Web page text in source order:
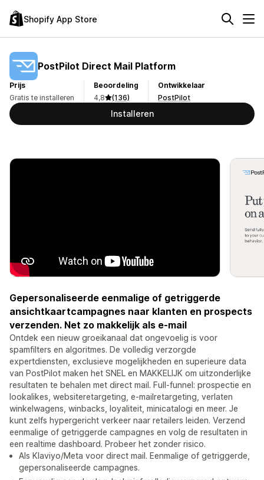
Shopify App Store
PostPilot Direct Mail Platform
Prijs
Gratis te installeren
Beoordeling
4,8
(136)
Ontwikkelaar
PostPilot
Installeren
Gepersonaliseerde eenmalige of getriggerde
ansichtkaartcampagnes naar klanten en prospects
verzenden. Net zo makkelijk als e-mail
Ontdek een nieuw groeikanaal dat ongevoelig is voor
spamfilters en algoritmes. De volledig verzorgde
expertdiensten, exclusieve mogelijkheden en superieure data
van PostPilot maken het SNEL en MAKKELIJK om uitzonderlijke
resultaten te behalen met direct mail. Full-funnel: prospectie en
lookalikes, websiteretargeting, e-mailretargeting, verlaten
winkelwagens, winbacks, loyaliteit, minicatalogi en meer. Je
kunt zelfs hypergericht verkeer naar retailers leiden. Verzend
eenmalige of getriggerde campagnes en volg de resultaten in
een realtime dashboard. Probeer het zonder risico.
Als Klaviyo/Meta voor direct mail. Eenmalige of getriggerde,
gepersonaliseerde campagnes.